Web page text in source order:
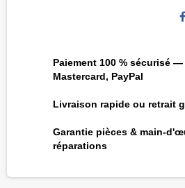
Paiement 100 % sécurisé —
Mastercard, PayPal
Livraison rapide ou retrait
Garantie pièces & main-
réparations